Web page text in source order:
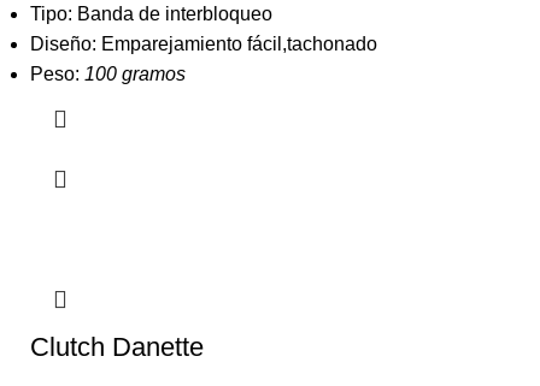
Tipo: Banda de interbloqueo
Diseño: Emparejamiento fácil,tachonado
Peso: 100 gramos
Clutch Danette